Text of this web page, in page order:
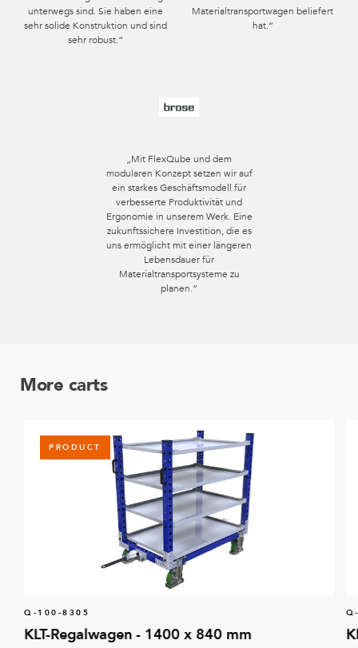
unterwegs sind. Sie haben eine
sehr solide Konstruktion und sind
sehr robust.“
Materialtransportwagen beliefert
hat.“
„Mit FlexQube und dem
modularen Konzept setzen wir auf
ein starkes Geschäftsmodell für
verbesserte Produktivität und
Ergonomie in unserem Werk. Eine
zukunftssichere Investition, die es
uns ermöglicht mit einer längeren
Lebensdauer für
Materialtransportsysteme zu
planen.“
More carts
PRODUCT
Q-100-8305
KLT-Regalwagen - 1400 x 840 mm